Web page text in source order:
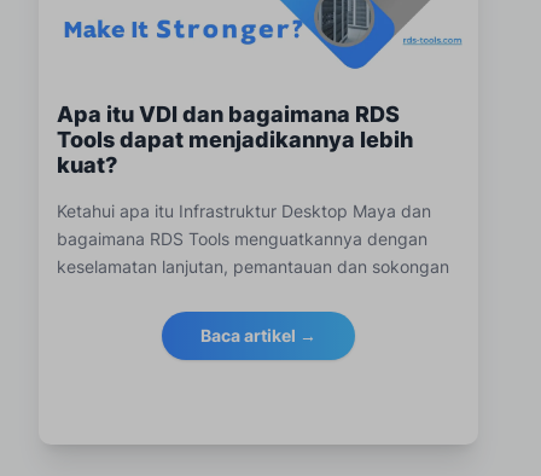
Apa itu VDI dan bagaimana RDS
Tools dapat menjadikannya lebih
kuat?
Ketahui apa itu Infrastruktur Desktop Maya dan
bagaimana RDS Tools menguatkannya dengan
keselamatan lanjutan, pemantauan dan sokongan
Baca artikel →